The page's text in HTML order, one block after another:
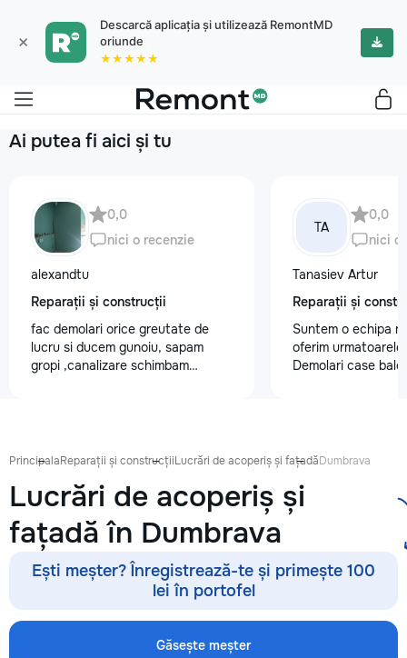
×
Descarcă aplicația și utilizează RemontMD
oriunde
★★★★★
Ai putea fi aici și tu
0,0
nici o recenzie
alexandtu
Reparații și construcții
fac demolari orice greutate de
lucru si ducem gunoiu, sapam
gropi ,canalizare schimbam
TA
0,0
nici o
Tanasiev Artur
Reparații și
Suntem o echipa
oferim urmatoarele
Demolari case
suprafete -
PrincipalaReparații și construcțiiLucrări de acoperiș și fațadăDumbrava
Lucrări de acoperiș și
fațadă în Dumbrava
Ești meșter? Înregistrează-te și primește 100
lei în portofel
Găsește meșter